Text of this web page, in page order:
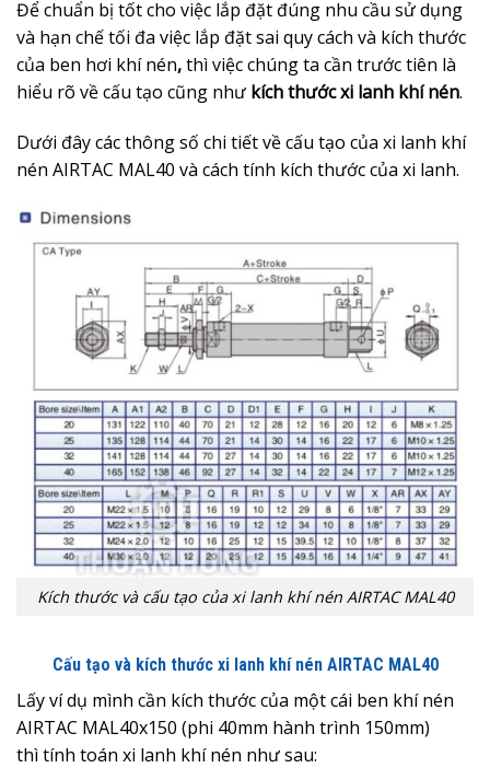
Để chuẩn bị tốt cho việc lắp đặt đúng nhu cầu sử dụng
và hạn chế tối đa việc lắp đặt sai quy cách và kích thước
của ben hơi khí nén,thì việc chúng ta cần trước tiên là
hiểu rõ về cấu tạo cũng như kích thước xi lanh khí nén.
Dưới đây các thông số chi tiết về cấu tạo của xi lanh khí
nén AIRTAC MAL40 và cách tính kích thước của xi lanh.
Kích thước và cấu tạo của xi lanh khí nén AIRTAC MAL40
Cấu tạo và kích thước xi lanh khí nén AIRTAC MAL40
Lấy ví dụ mình cần kích thước của một cái ben khí nén
AIRTAC MAL40x150 (phi 40mm hành trình 150mm)
thì tính toán xi lanh khí nén như sau: